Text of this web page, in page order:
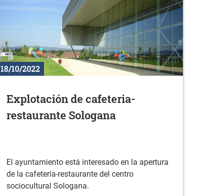
18/10/2022
Explotación de cafeteria-
restaurante Sologana
El ayuntamiento está interesado en la apertura
de la cafetería-restaurante del centro
sociocultural Sologana.